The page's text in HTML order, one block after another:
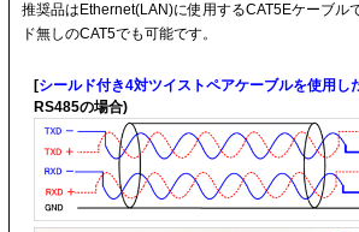
推奨品はEthernet(LAN)に使用するCAT5Eケーブル
ド無しのCAT5でも可能です。
[シールド付き4対ツイストペアケーブルを使用し
RS485の場合)